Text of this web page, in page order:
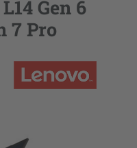
Gen 6
7 Pro